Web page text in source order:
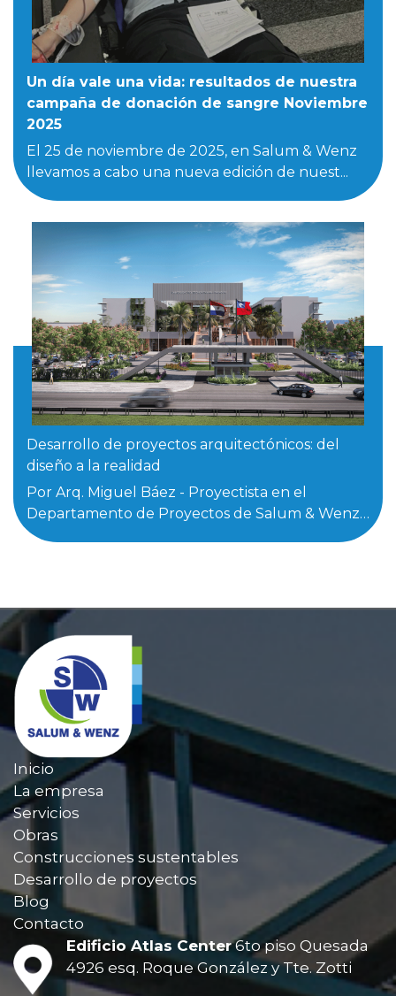
Un día vale una vida: resultados de nuestra
campaña de donación de sangre Noviembre
2025
El 25 de noviembre de 2025, en Salum & Wenz
llevamos a cabo una nueva edición de nuest...
Desarrollo de proyectos arquitectónicos: del
diseño a la realidad
Por Arq. Miguel Báez - Proyectista en el
Departamento de Proyectos de Salum & Wenz
...
Inicio
La empresa
Servicios
Obras
Construcciones sustentables
Desarrollo de proyectos
Blog
Contacto
Edificio Atlas Center6to piso Quesada
4926 esq. Roque Gonzálezy Tte. Zotti